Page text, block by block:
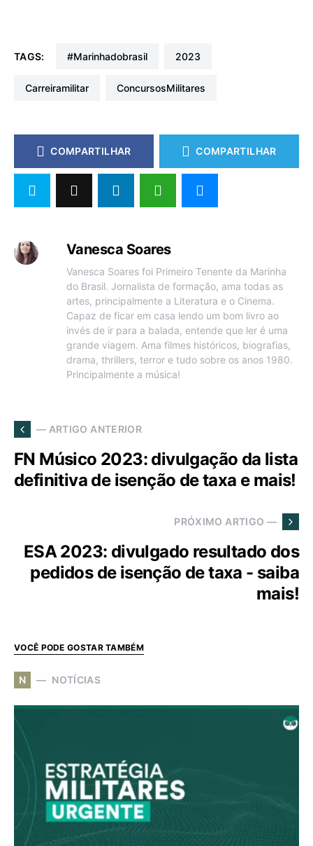
TAGS: #marinhadobrasil 2023
carreiramilitar ConcursosMilitares
COMPARTILHAR COMPARTILHAR
Vanesca Soares
Vanesca Soares foi Primeiro Tenente da Marinha
do Brasil. Jornalista de formação, ama todas as
artes, principalmente a Literatura e o Cinema.
Capaz de ficar em casa lendo um bom livro ao
invés de ir para a balada, entende que ler é uma
grande viagem. Ama filmes históricos, biografias,
drama, thrillers, terror e tudo sobre os anos 1980.
Principalmente a música!
— ARTIGO ANTERIOR
FN Músico 2023: divulgação da lista
definitiva de isenção de taxa e mais!
PRÓXIMO ARTIGO —
ESA 2023: divulgado resultado dos
pedidos de isenção de taxa - saiba
mais!
VOCÊ PODE GOSTAR TAMBÉM
N NOTÍCIAS